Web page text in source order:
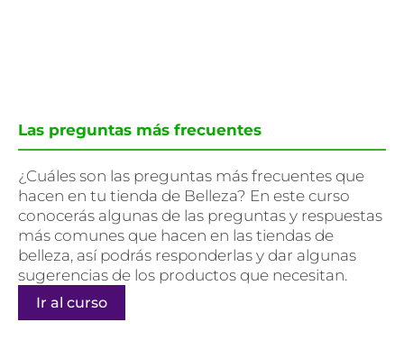
Las preguntas más frecuentes
¿Cuáles son las preguntas más frecuentes que
hacen en tu tienda de Belleza? En este curso
conocerás algunas de las preguntas y respuestas
más comunes que hacen en las tiendas de
belleza, así podrás responderlas y dar algunas
sugerencias de los productos que necesitan.
Ir al curso